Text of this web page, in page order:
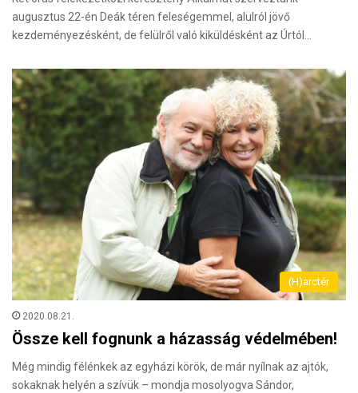
augusztus 22-én Deák téren feleségemmel, alulról jövő
kezdeményezésként, de felülről való kiküldésként az Úrtól…
(H)arctér
2020.08.21.
Össze kell fognunk a házasság védelmében!
Még mindig félénkek az egyházi körök, de már nyílnak az ajtók,
sokaknak helyén a szívük – mondja mosolyogva Sándor,